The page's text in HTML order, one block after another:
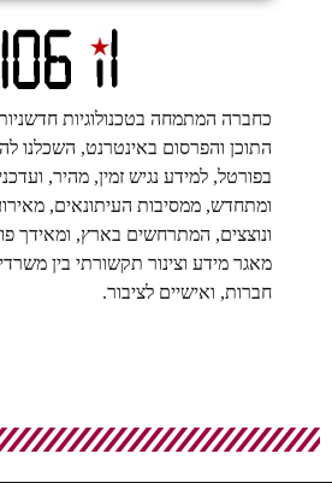
כחברה המתמחה בטכנולוגיות
התוכן והפרסום באינטרנט, השכלנו
בפורטל, למידע נגיש זמין, מהיר,
ומתחדש, ממסיבות העיתונאים,
ונוצצים, המתרחשים בארץ, ומאידך
מאגר מידע וצינור תקשורתי בין
חברות, ואישיים לציבור.